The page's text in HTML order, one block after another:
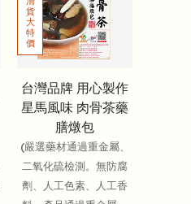
台灣品牌 用心製作
星馬風味 肉骨茶藥
膳燉包
(嚴選藥材通過重金屬、
二氧化硫檢測。無防腐
劑、人工色素、人工香